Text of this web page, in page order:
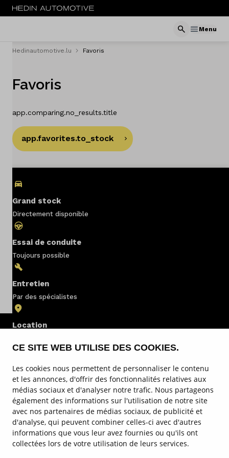
CE SITE WEB UTILISE DES COOKIES.
Les cookies nous permettent de personnaliser le contenu
et les annonces, d'offrir des fonctionnalités relatives aux
médias sociaux et d'analyser notre trafic. Nous partageons
également des informations sur l'utilisation de notre site
avec nos partenaires de médias sociaux, de publicité et
d'analyse, qui peuvent combiner celles-ci avec d'autres
informations que vous leur avez fournies ou qu'ils ont
collectées lors de votre utilisation de leurs services.
Menu
Menu
Nouveau
Sites
Actualités
Concessionaires
Nos marques
Pays
Français
Hedinautomotive.lu Favoris
Favoris
app.comparing.no_results.title
app.favorites.to_stock
Grand stock
Directement disponible
Essai de conduite
Toujours possible
Entretien
Par des spécialistes
Location
Stock
Service & entretien
Nos marques
Sites